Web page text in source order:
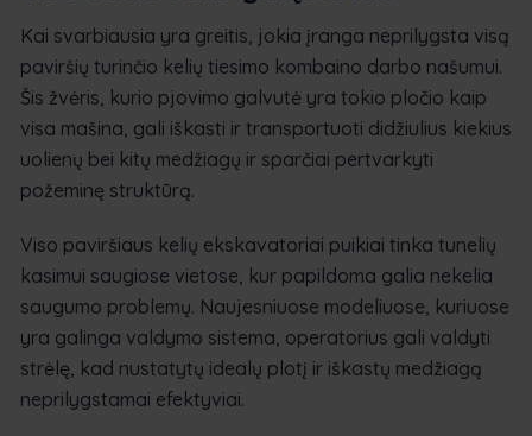
Kai svarbiausia yra greitis, jokia įranga neprilygsta visą
paviršių turinčio kelių tiesimo kombaino darbo našumui.
Šis žvėris, kurio pjovimo galvutė yra tokio pločio kaip
visa mašina, gali iškasti ir transportuoti didžiulius kiekius
uolienų bei kitų medžiagų ir sparčiai pertvarkyti
požeminę struktūrą.
Viso paviršiaus kelių ekskavatoriai puikiai tinka tunelių
kasimui saugiose vietose, kur papildoma galia nekelia
saugumo problemų. Naujesniuose modeliuose, kuriuose
yra galinga valdymo sistema, operatorius gali valdyti
strėlę, kad nustatytų idealų plotį ir iškastų medžiagą
neprilygstamai efektyviai.